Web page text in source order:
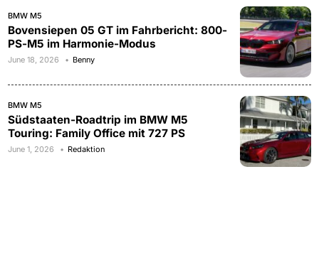
BMW M5
Bovensiepen 05 GT im Fahrbericht: 800-
PS-M5 im Harmonie-Modus
June 18, 2026 Benny
BMW M5
Südstaaten-Roadtrip im BMW M5
Touring: Family Office mit 727 PS
June 1, 2026 Redaktion